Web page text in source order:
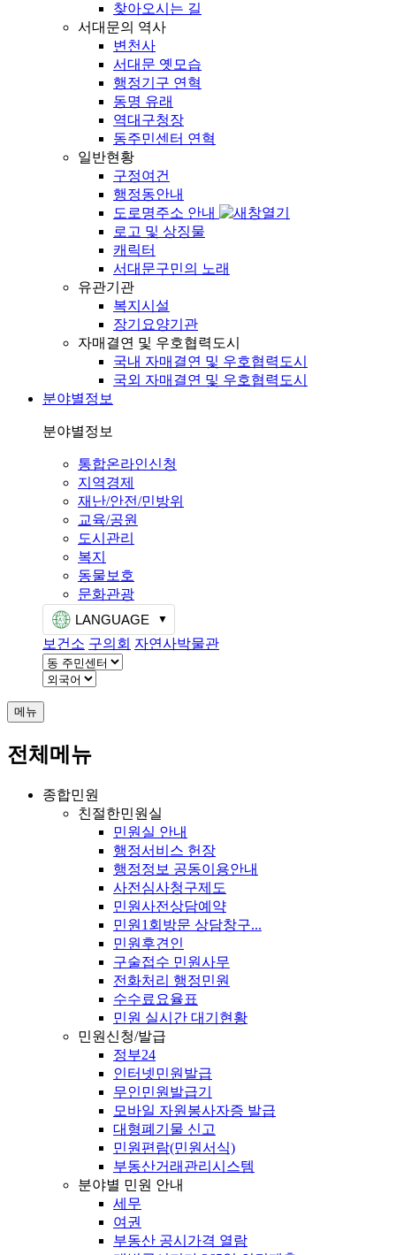
찾아오시는 길
서대문의 역사
변천사
서대문 옛모습
행정기구 연혁
동명 유래
역대구청장
동주민센터 연혁
일반현황
구정여건
행정동안내
도로명주소 안내
로고 및 상징물
캐릭터
서대문구민의 노래
유관기관
복지시설
장기요양기관
자매결연 및 우호협력도시
국내 자매결연 및 우호협력도시
국외 자매결연 및 우호협력도시
분야별정보
분야별정보
통합온라인신청
지역경제
재난/안전/민방위
교육/공원
도시관리
복지
동물보호
문화관광
LANGUAGE
보건소 구의회 자연사박물관
메뉴
전체메뉴
종합민원
친절한민원실
민원실 안내
행정서비스 헌장
행정정보 공동이용안내
사전심사청구제도
민원사전상담예약
민원1회방문 상담창구...
민원후견인
구술접수 민원사무
전화처리 행정민원
수수료요율표
민원 실시간 대기현황
민원신청/발급
정부24
인터넷민원발급
무인민원발급기
모바일 자원봉사자증 발급
대형폐기물 신고
민원편람(민원서식)
부동산거래관리시스템
분야별 민원 안내
세무
여권
부동산 공시가격 열람